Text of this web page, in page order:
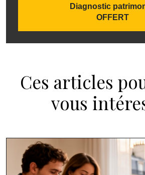
Diagnostic
OFFERT
Ces articles
vous